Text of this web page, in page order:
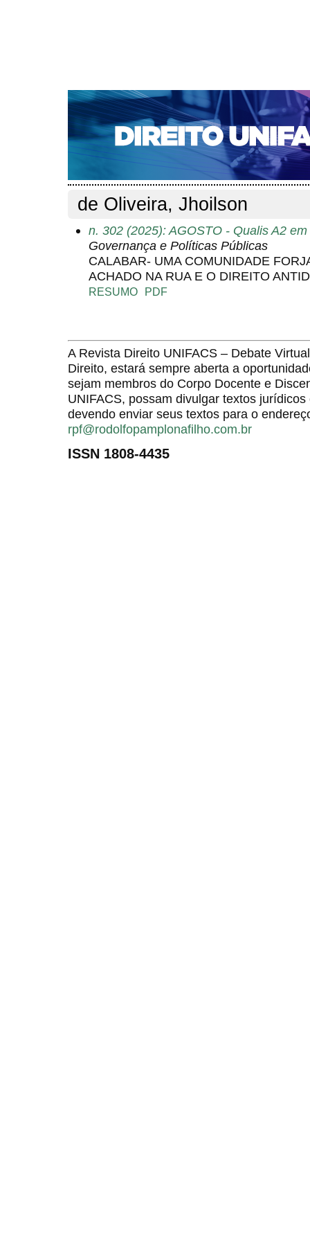
CAPA SOBRE ACESSO CADASTRO
NOTÍCIAS
EDIÇÕES DE Nº 1 A 100 WEBMAIL
Capa>Pesquisa> Perfil do autor
Perfil do autor
de Oliveira, Jhoilson
n. 302 (2025): AGOSTO - Qualis A2
Governança e Políticas Públicas
CALABAR- UMA COMUNIDADE
ACHADO NA RUA E O DIREITO
RESUMO PDF
A Revista Direito UNIFACS – Debate
Direito, estará sempre aberta a
sejam membros do Corpo Docente e
UNIFACS, possam divulgar textos
devendo enviar seus textos para o
rpf@rodolfopamplonafilho.com.br
ISSN 1808-4435